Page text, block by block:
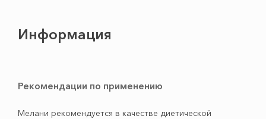
Информация
Рекомендации по применению
Мелани рекомендуется в качестве диетической